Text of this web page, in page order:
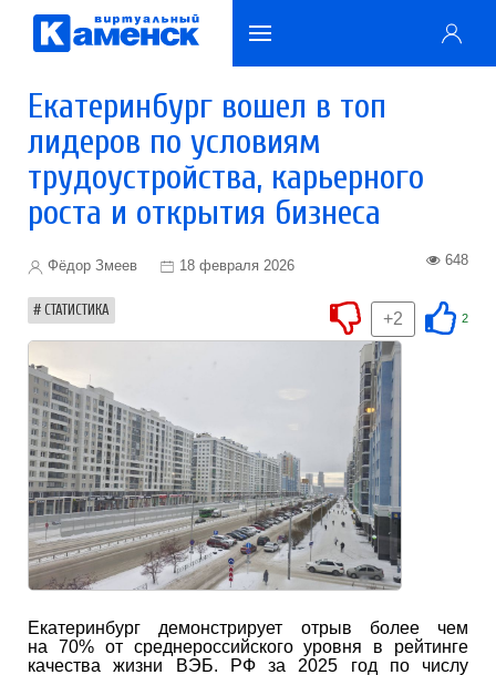
Екатеринбург вошел в топ
лидеров по условиям
трудоустройства, карьерного
роста и открытия бизнеса
Фёдор Змеев 18 февраля 2026 648
СТАТИСТИКА 2
+2
Екатеринбург демонстрирует отрыв более чем
на 70% от среднероссийского уровня в рейтинге
качества жизни ВЭБ. РФ за 2025 год по числу